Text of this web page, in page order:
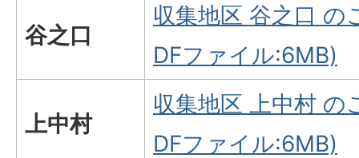
谷之口
収集地区 谷之口 の
DFファイル:6MB)
上中村
収集地区 上中村 の
DFファイル:6MB)